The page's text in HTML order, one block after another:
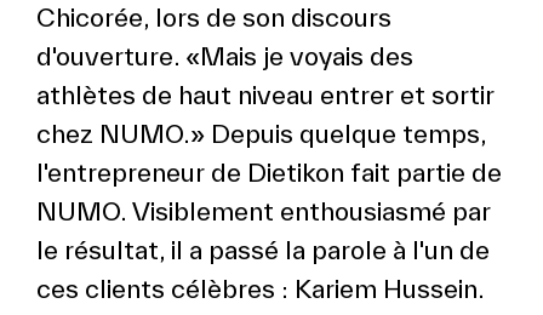
Chicorée, lors de son discours
d'ouverture. «Mais je voyais des
athlètes de haut niveau entrer et sortir
chez NUMO.» Depuis quelque temps,
l'entrepreneur de Dietikon fait partie de
NUMO. Visiblement enthousiasmé par
le résultat, il a passé la parole à l'un de
ces clients célèbres : Kariem Hussein.